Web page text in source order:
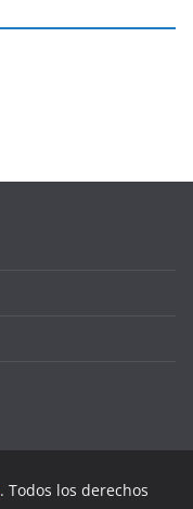
. Todos los derechos